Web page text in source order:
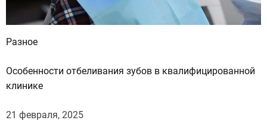
Разное
Особенности отбеливания зубов в квалифицированной
клинике
21 февраля, 2025